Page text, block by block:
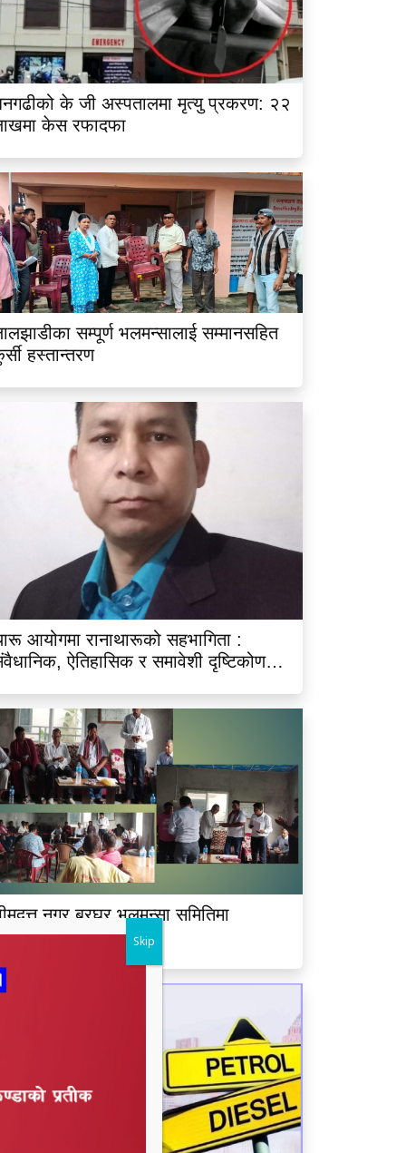
के जी अस्पतालमा मृत्यु प्रकरण: २२
केस रफादफा
सम्पूर्ण भलमन्सालाई सम्मानसहित
हस्तान्तरण
आयोगमा रानाथारूको सहभागिता :
ऐतिहासिक र समावेशी दृष्टिकोणबाट
नगर बरघर भलमन्सा समितिमा
चौधरी चयनSkip